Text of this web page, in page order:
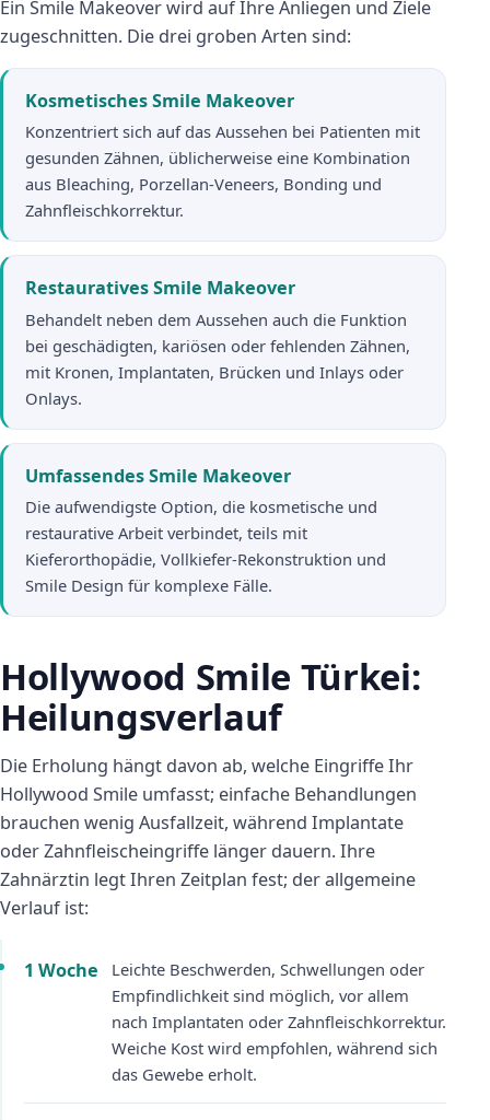
Ein Smile Makeover wird auf Ihre Anliegen und Ziele
zugeschnitten. Die drei groben Arten sind:
Kosmetisches Smile Makeover
Konzentriert sich auf das Aussehen bei Patienten mit
gesunden Zähnen, üblicherweise eine Kombination
aus Bleaching, Porzellan-Veneers, Bonding und
Zahnfleischkorrektur.
Restauratives Smile Makeover
Behandelt neben dem Aussehen auch die Funktion
bei geschädigten, kariösen oder fehlenden Zähnen,
mit Kronen, Implantaten, Brücken und Inlays oder
Onlays.
Umfassendes Smile Makeover
Die aufwendigste Option, die kosmetische und
restaurative Arbeit verbindet, teils mit
Kieferorthopädie, Vollkiefer-Rekonstruktion und
Smile Design für komplexe Fälle.
Hollywood Smile Türkei:
Heilungsverlauf
Die Erholung hängt davon ab, welche Eingriffe Ihr
Hollywood Smile umfasst; einfache Behandlungen
brauchen wenig Ausfallzeit, während Implantate
oder Zahnfleischeingriffe länger dauern. Ihre
Zahnärztin legt Ihren Zeitplan fest; der allgemeine
Verlauf ist:
1 Woche
Leichte Beschwerden, Schwellungen oder
Empfindlichkeit sind möglich, vor allem
nach Implantaten oder Zahnfleischkorrektur.
Weiche Kost wird empfohlen, während sich
das Gewebe erholt.